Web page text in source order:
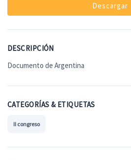
Descargar
DESCRIPCIÓN
Documento de Argentina
CATEGORÍAS & ETIQUETAS
II congreso